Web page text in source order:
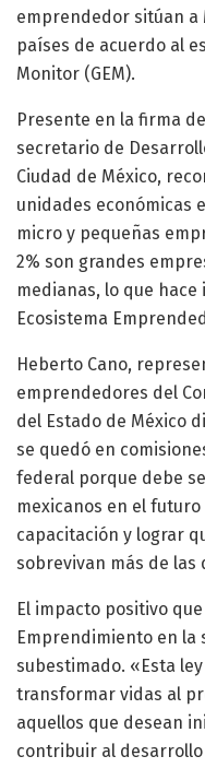
emprendedor sitúan a
países de acuerdo al
Monitor (GEM).
Presente en la firma
secretario de
Ciudad de México,
unidades económicas
micro y pequeñas
2% son grandes
medianas, lo que
Ecosistema
Heberto Cano,
emprendedores del
del Estado de México
se quedó en
federal porque debe
mexicanos en el
capacitación y lograr
sobrevivan más de las
El impacto positivo
Emprendimiento en la
subestimado. «Esta
transformar vidas al
aquellos que desean
contribuir al